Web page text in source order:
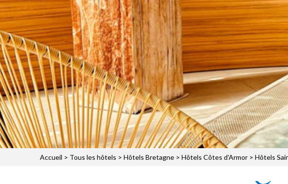
Accueil > Tous les hôtels > Hôtels Bretagne > Hôtels Côtes d'Armor > Hôtels